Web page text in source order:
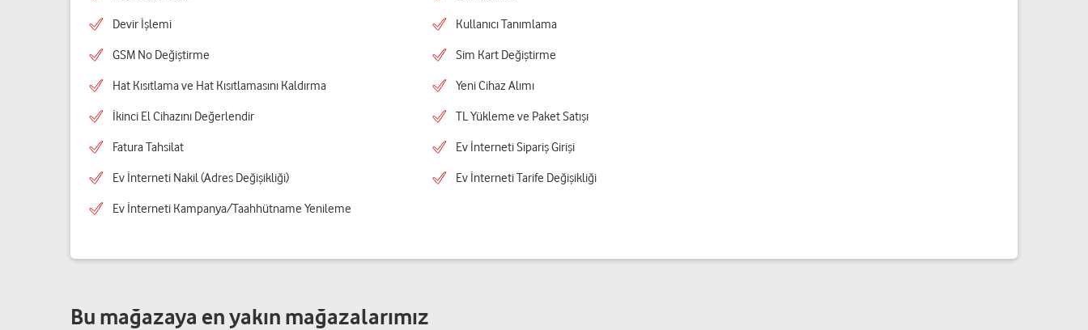
Devir İşlemi Kullanıcı Tanımlama
GSM No Değiştirme Sim Kart Değiştirme
Hat Kısıtlama ve Hat Kısıtlamasını Kaldırma Yeni Cihaz Alımı
İkinci El Cihazını Değerlendir TL Yükleme ve Paket Satışı
Fatura Tahsilat Ev İnterneti Sipariş Girişi
Ev İnterneti Nakil (Adres Değişikliği) Ev İnterneti Tarife Değişikliği
Ev İnterneti Kampanya/Taahhütname Yenileme
Bu mağazaya en yakın mağazalarımız